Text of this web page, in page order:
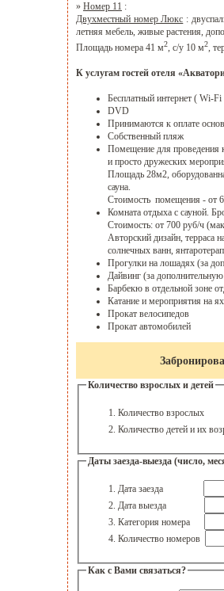
» Номер 11 :
Двухместный номер Люкс :
летняя мебель, живые растения,
Площадь номера 41 м2, с/у 10 м2,
К услугам гостей отеля
Бесплатный интернет ( Wi-Fi
DVD
Принимаются к оплате
Собственный пляж
Помещение для проведения
и просто дружеских
Площадь 28м2,
сауна.
Стоимость помещения - от
Комната отдыха с сауной.
Стоимость: от 700 руб/ч
Авторский дизайн, терраса
солнечных ванн,
Прогулки на лошадях (за
Дайвинг (за
Барбекю в отдельной зоне
Катание и мероприятия на
Прокат велосипедов
Прокат автомобилей
Количество взрослых и детей
Количество
Количество детей и их
Даты заезда-выезда (число,
Дата заезда
Дата выезда
Категория номера
Количество номеров
Как с Вами связаться?